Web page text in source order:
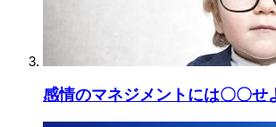
感情のマネジメントには〇〇せ